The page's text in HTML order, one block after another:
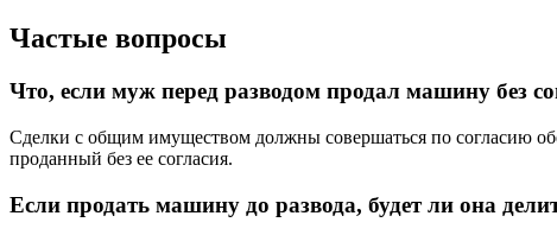
Частые вопросы
Что, если муж перед разводом продал машину без
Сделки с общим имуществом должны совершаться по согласию
проданный без ее согласия.
Если продать машину до развода, будет ли она